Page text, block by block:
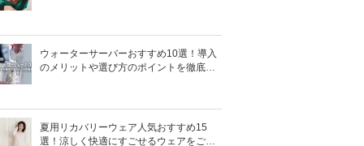
ウォーターサーバーおすすめ10選！導入
のメリットや選び方のポイントを徹底解
夏用リカバリーウェア人気おすすめ15
選！涼しく快適にすごせるウェアをご紹